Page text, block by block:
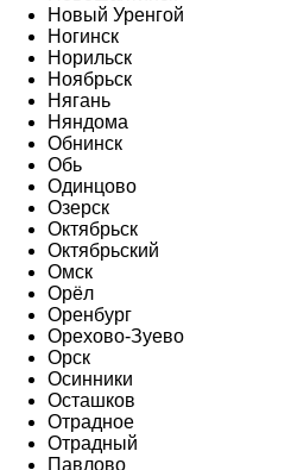
Новый Уренгой
Ногинск
Норильск
Ноябрьск
Нягань
Няндома
Обнинск
Обь
Одинцово
Озерск
Октябрьск
Октябрьский
Омск
Орёл
Оренбург
Орехово-Зуево
Орск
Осинники
Осташков
Отрадное
Отрадный
Павлово